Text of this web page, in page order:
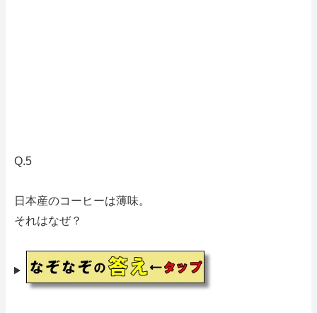
Q.5
日本産のコーヒーは薄味。
それはなぜ？